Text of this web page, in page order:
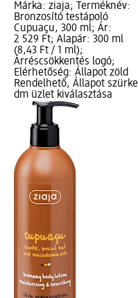
Márka: ziaja; Terméknév:
Bronzosító testápoló
Cupuaçu, 300 ml; Ár:
2 529 Ft; Alapár: 300 ml
(8,43 Ft / 1 ml);
Árréscsökkentés logó;
Elérhetőség: Állapot zöld
Rendelhető, Állapot szürke
dm üzlet kiválasztása